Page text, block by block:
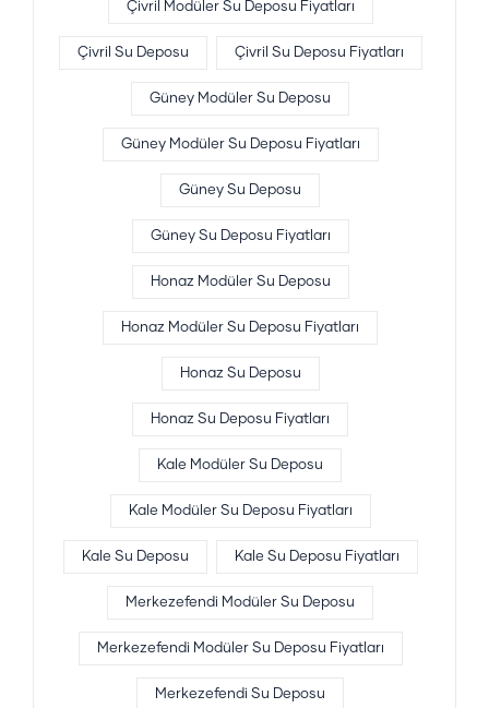
Çivril Modüler Su Deposu Fiyatları
Çivril Su Deposu Çivril Su Deposu Fiyatları
Güney Modüler Su Deposu
Güney Modüler Su Deposu Fiyatları
Güney Su Deposu
Güney Su Deposu Fiyatları
Honaz Modüler Su Deposu
Honaz Modüler Su Deposu Fiyatları
Honaz Su Deposu
Honaz Su Deposu Fiyatları
Kale Modüler Su Deposu
Kale Modüler Su Deposu Fiyatları
Kale Su Deposu Kale Su Deposu Fiyatları
Merkezefendi Modüler Su Deposu
Merkezefendi Modüler Su Deposu Fiyatları
Merkezefendi Su Deposu